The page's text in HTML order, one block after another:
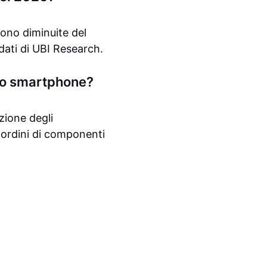
diminuite del
di UBI Research.
smartphone?
degli
di componenti